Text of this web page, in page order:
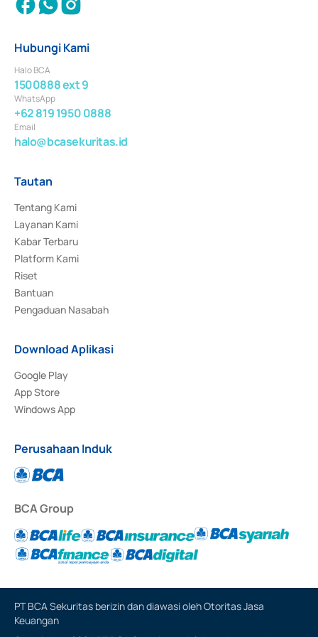
Hubungi Kami
Halo BCA
1500888 ext 9
WhatsApp
+62 819 1950 0888
Email
halo@bcasekuritas.id
Tautan
Tentang Kami
Layanan Kami
Kabar Terbaru
Platform Kami
Riset
Bantuan
Pengaduan Nasabah
Download Aplikasi
Google Play
App Store
Windows App
Perusahaan Induk
BCA Group
PT BCA Sekuritas berizin dan diawasi oleh Otoritas Jasa
Keuangan